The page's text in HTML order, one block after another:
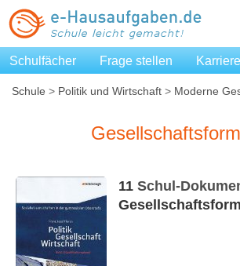
Schulfächer Frage stellen Karriere
Schule > Politik und Wirtschaft > Moderne
11 Schul-